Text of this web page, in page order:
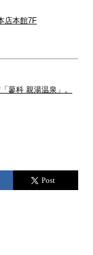
店本館7F
蓼科 親湯温泉」。